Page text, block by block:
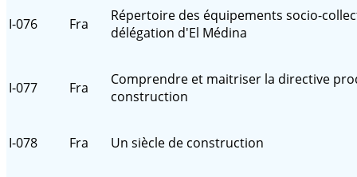
I-076 Fra
Répertoire des équipements socio-
délégation d'El Médina
I-077 Fra
Comprendre et maitriser la directive
construction
I-078 Fra Un siècle de construction